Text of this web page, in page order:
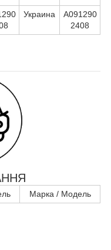
Украина
А091290
2408
Марка / Модель